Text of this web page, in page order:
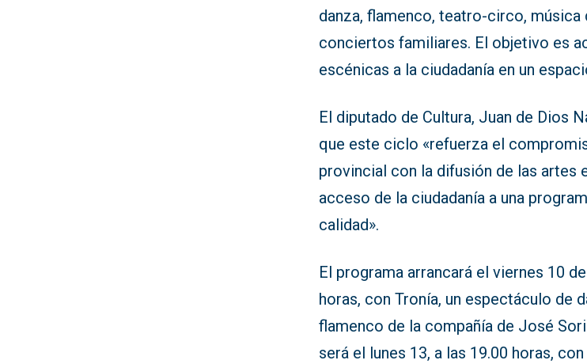
danza, flamenco, teatro-circo, música
conciertos familiares. El objetivo es
escénicas a la ciudadanía en un
El diputado de Cultura, Juan de Dios
que este ciclo «refuerza el
provincial con la difusión de las artes
acceso de la ciudadanía a una
calidad».
El programa arrancará el viernes 10
horas, con Tronía, un espectáculo de
flamenco de la compañía de José
será el lunes 13, a las 19.00 horas,